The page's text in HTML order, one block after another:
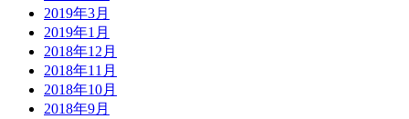
2019年3月
2019年1月
2018年12月
2018年11月
2018年10月
2018年9月